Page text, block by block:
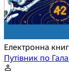
Електронна
Путівник по